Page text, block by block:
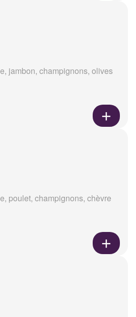
jambon, champignons, olives
poulet, champignons, chèvre